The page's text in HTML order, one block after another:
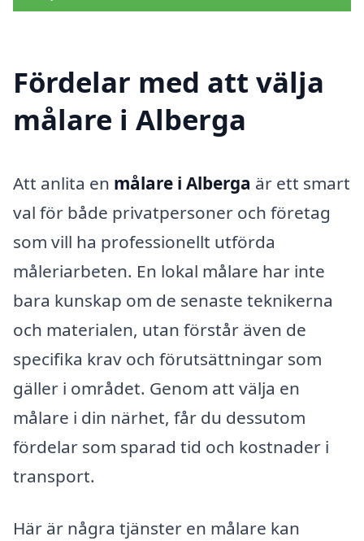
Fördelar med att välja
målare i Alberga
Att anlita en målare i Alberga är ett smart
val för både privatpersoner och företag
som vill ha professionellt utförda
måleriarbeten. En lokal målare har inte
bara kunskap om de senaste teknikerna
och materialen, utan förstår även de
specifika krav och förutsättningar som
gäller i området. Genom att välja en
målare i din närhet, får du dessutom
fördelar som sparad tid och kostnader i
transport.
Här är några tjänster en målare kan